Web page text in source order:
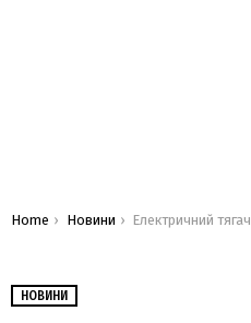
You are here:
Home Новини Електричний тягач Tesla Semi оновили: перші подробиці
НОВИНИ